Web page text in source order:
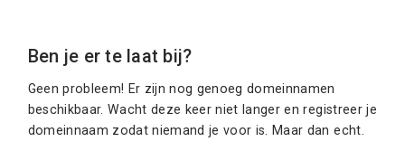
Ben je er te laat bij?
Geen probleem! Er zijn nog genoeg domeinnamen
beschikbaar. Wacht deze keer niet langer en registreer je
domeinnaam zodat niemand je voor is. Maar dan echt.